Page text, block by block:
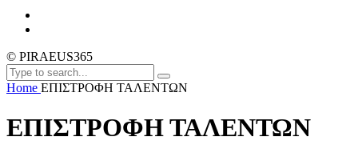
© PIRAEUS365
Home ΕΠΙΣΤΡΟΦΗ ΤΑΛΕΝΤΩΝ
ΕΠΙΣΤΡΟΦΗ ΤΑΛΕΝΤΩΝ